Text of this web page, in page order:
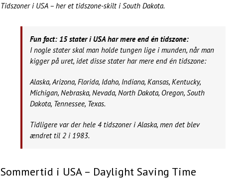
Tidszoner i USA – her et tidszone-skilt i South Dakota.
Fun fact: 15 stater i USA har mere end én tidszone:
I nogle stater skal man holde tungen lige i munden, når man
kigger på uret, idet disse stater har mere end én tidszone:
Alaska, Arizona, Florida, Idaho, Indiana, Kansas, Kentucky,
Michigan, Nebraska, Nevada, North Dakota, Oregon, South
Dakota, Tennessee, Texas.
Tidligere var der hele 4 tidszoner i Alaska, men det blev
ændret til 2 i 1983.
Sommertid i USA – Daylight Saving Time